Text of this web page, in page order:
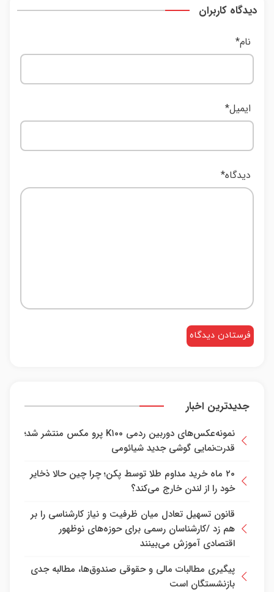
جدیدترین اخبار
نمونه‌عکس‌های دوربین ردمی K۱۰۰ پرو مکس منتشر شد؛
قدرت‌نمایی گوشی جدید شیائومی
۲۰ ماه خرید مداوم طلا توسط پکن؛ چرا چین حالا ذخایر
خود را از لندن خارج می‌کند؟
قانون تسهیل تعادل میان ظرفیت و نیاز کارشناسی را بر
هم زد /کارشناسان رسمی برای حوزه‌های نوظهور
اقتصادی آموزش می‌بینند
پیگیری مطالبات مالی و حقوقی صندوق‌ها، مطالبه جدی
بازنشستگان است
دیدگاه کاربران
دیدگاه*
نام*
ایمیل*